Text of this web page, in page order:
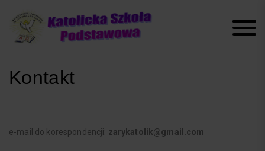
content
Kontakt
e-mail do korespondencji: zarykatolik@gmail.com